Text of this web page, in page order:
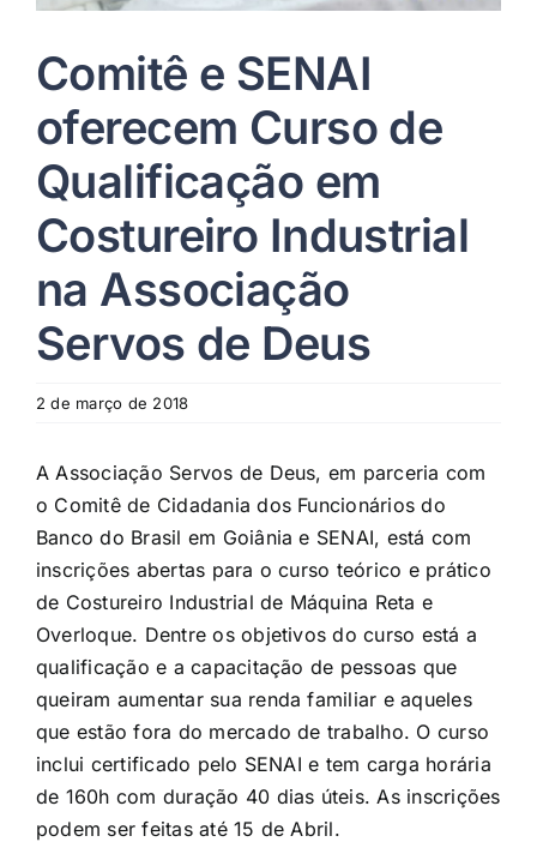
Comitê e SENAI
oferecem Curso de
Qualificação em
Costureiro Industrial
na Associação
Servos de Deus
2 de março de 2018
A Associação Servos de Deus, em parceria com
o Comitê de Cidadania dos Funcionários do
Banco do Brasil em Goiânia e SENAI, está com
inscrições abertas para o curso teórico e prático
de Costureiro Industrial de Máquina Reta e
Overloque. Dentre os objetivos do curso está a
qualificação e a capacitação de pessoas que
queiram aumentar sua renda familiar e aqueles
que estão fora do mercado de trabalho. O curso
inclui certificado pelo SENAI e tem carga horária
de 160h com duração 40 dias úteis. As inscrições
podem ser feitas até 15 de Abril.